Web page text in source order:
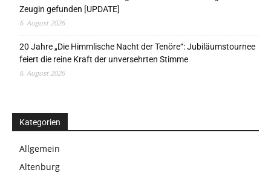
Zeugin gefunden [UPDATE]
6. August 2026
20 Jahre „Die Himmlische Nacht der Tenöre“: Jubiläumstournee
feiert die reine Kraft der unversehrten Stimme
6. August 2026
Kategorien
Allgemein
Altenburg